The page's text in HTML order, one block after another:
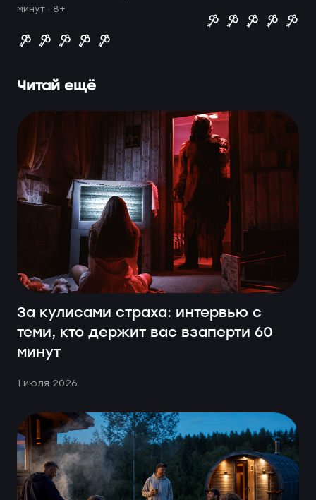
минут · 8+
Читай ещё
За кулисами страха: интервью с
теми, кто держит вас взаперти 60
минут
1 июля 2026